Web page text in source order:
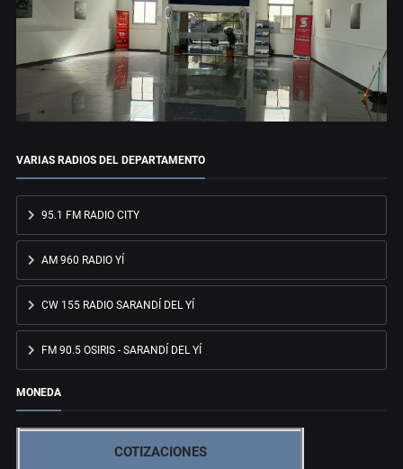
VARIAS RADIOS DEL DEPARTAMENTO
95.1 FM RADIO CITY
AM 960 RADIO YÍ
CW 155 RADIO SARANDÍ DEL YÍ
FM 90.5 OSIRIS - SARANDÍ DEL YÍ
MONEDA
COTIZACIONES